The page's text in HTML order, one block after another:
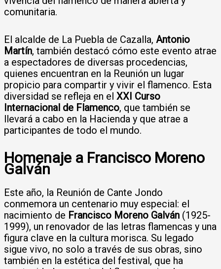
comunitaria.
El alcalde de La Puebla de Cazalla, Antonio
Martín, también destacó cómo este evento atrae
a espectadores de diversas procedencias,
quienes encuentran en la Reunión un lugar
propicio para compartir y vivir el flamenco. Esta
diversidad se refleja en el XXI Curso
Internacional de Flamenco, que también se
llevará a cabo en la Hacienda y que atrae a
participantes de todo el mundo.
Homenaje a Francisco Moreno
Galván
Este año, la Reunión de Cante Jondo
conmemora un centenario muy especial: el
nacimiento de Francisco Moreno Galván (1925-
1999), un renovador de las letras flamencas y una
figura clave en la cultura morisca. Su legado
sigue vivo, no solo a través de sus obras, sino
también en la estética del festival, que ha